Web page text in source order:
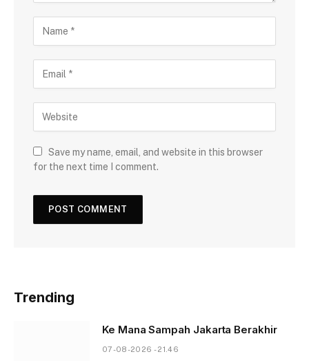
Save my name, email, and website in this browser
for the next time I comment.
Trending
Ke Mana Sampah Jakarta Berakhir
07-08-2026 - 21.46